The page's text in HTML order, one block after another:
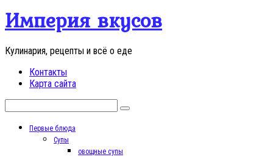
Перейти
контенту
Империя вкусов
Кулинария, рецепты и всё о еде
Контакты
Карта сайта
Первые блюда
Супы
овощные супы